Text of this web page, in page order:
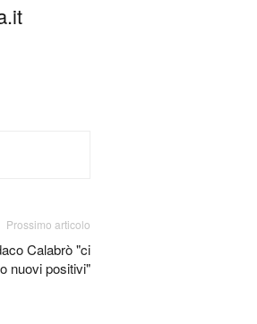
Prossimo articolo
Calabrò "ci
nuovi positivi"